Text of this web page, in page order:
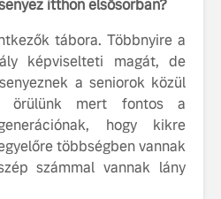
itthon elsősorban?
tábora. Többnyire a
képviselteti magát, de
a seniorok közül
örülünk mert fontos a
hogy kikre
többségben vannak
számmal vannak lány
lett
Volvo
EX60 új
a
bemutatja
amelynek
Az autó,